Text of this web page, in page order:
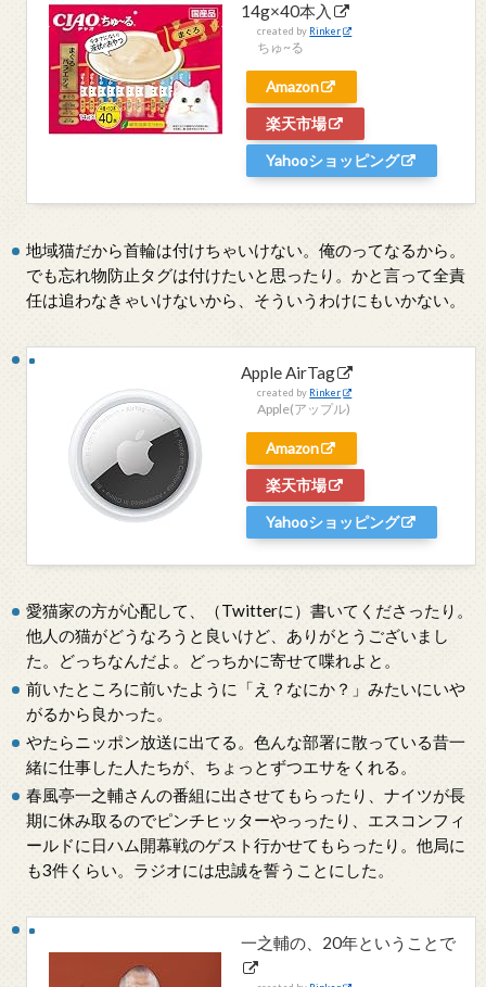
14g×40本入
created by Rinker
ちゅ~る
Amazon
楽天市場
Yahooショッピング
地域猫だから首輪は付けちゃいけない。俺のってなるから。
でも忘れ物防止タグは付けたいと思ったり。かと言って全責
任は追わなきゃいけないから、そういうわけにもいかない。
Apple AirTag
created by Rinker
Apple(アップル)
Amazon
楽天市場
Yahooショッピング
愛猫家の方が心配して、（Twitterに）書いてくださったり。
他人の猫がどうなろうと良いけど、ありがとうございまし
た。どっちなんだよ。どっちかに寄せて喋れよと。
前いたところに前いたように「え？なにか？」みたいにいや
がるから良かった。
やたらニッポン放送に出てる。色んな部署に散っている昔一
緒に仕事した人たちが、ちょっとずつエサをくれる。
春風亭一之輔さんの番組に出させてもらったり、ナイツが長
期に休み取るのでピンチヒッターやっったり、エスコンフィ
ールドに日ハム開幕戦のゲスト行かせてもらったり。他局に
も3件くらい。ラジオには忠誠を誓うことにした。
一之輔の、20年ということで